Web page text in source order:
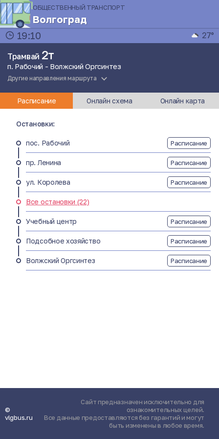
ОБЩЕСТВЕННЫЙ ТРАНСПОРТ
Волгоград
19:10
27°
Трамвай 2т
п. Рабочий - Волжский Оргсинтез
Другие направления маршрута
Расписание Онлайн схема Онлайн карта
Остановки:
пос. Рабочий Расписание
пр. Ленина Расписание
ул. Королева Расписание
Все остановки (22)
Учебный центр Расписание
Подсобное хозяйство Расписание
Волжский Оргсинтез Расписание
©
vlgbus.ru
Сайт предназначен исключительно для
ознакомительных целей.
Все данные предоставляются без гарантий и могут
быть изменены в любое время.